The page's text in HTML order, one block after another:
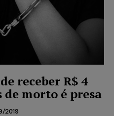
receber R$ 4
morto é presa
2019